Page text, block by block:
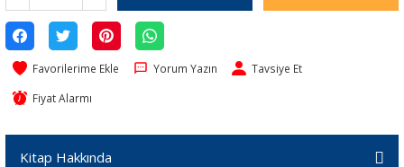
Yorum Yazın Tavsiye Et
Fiyat Alarmı
Kitap Hakkında